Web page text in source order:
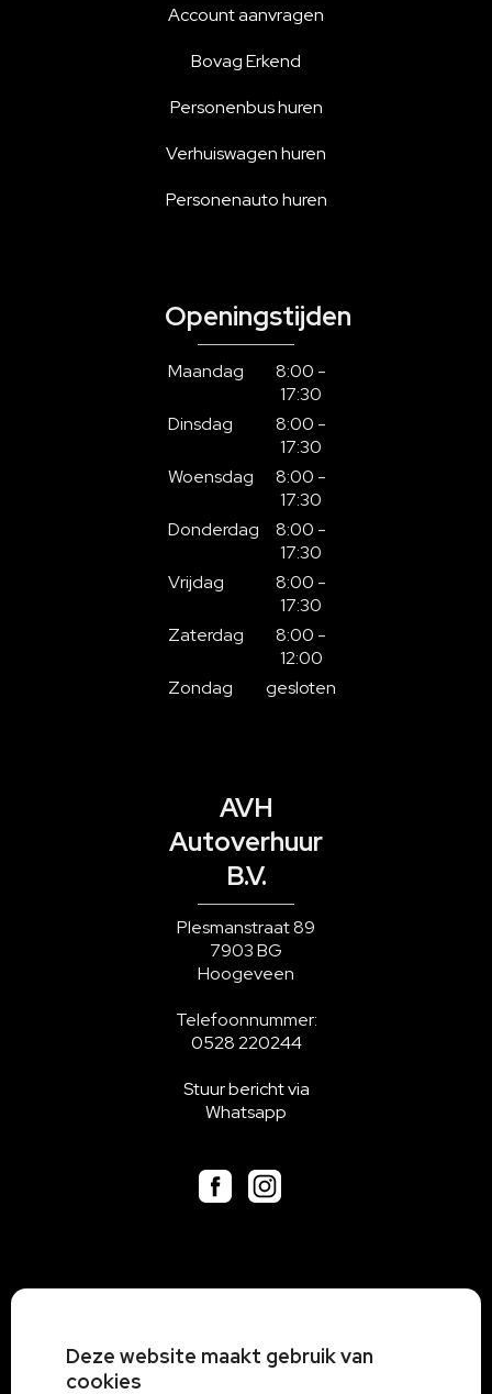
Account aanvragen
Bovag Erkend
Personenbus huren
Verhuiswagen huren
Personenauto huren
Openingstijden
Maandag
8:00 -
17:30
Dinsdag
8:00 -
17:30
Woensdag
8:00 -
17:30
Donderdag
8:00 -
17:30
Vrijdag
8:00 -
17:30
Zaterdag
8:00 -
12:00
Zondag
gesloten
AVH
Autoverhuur
B.V.
Plesmanstraat 89
7903 BG
Hoogeveen
Telefoonnummer:
0528 220244
Stuur bericht via
Whatsapp
Deze website maakt gebruik van
cookies